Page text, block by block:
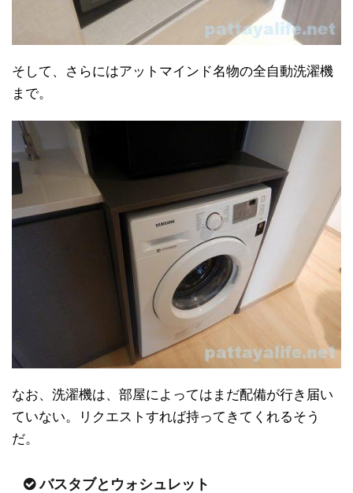
そして、さらにはアットマインド名物の全自動洗濯機
まで。
なお、洗濯機は、部屋によってはまだ配備が行き届い
ていない。リクエストすれば持ってきてくれるそう
だ。
バスタブとウォシュレット